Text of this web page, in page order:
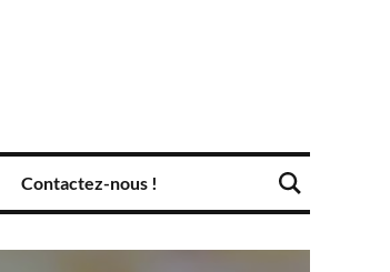
Contactez-nous !